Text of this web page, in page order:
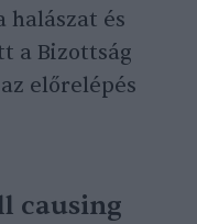
halászat és
a Bizottság
előrelépés
causing